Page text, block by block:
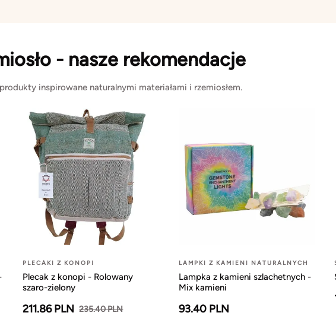
- nasze rekomendacje
inspirowane naturalnymi materiałami i rzemiosłem.
PLECAKI Z KONOPI
Plecak z konopi - Rolowany
szaro-zielony
211.86 PLN 235.40 PLN
LAMPKI Z KAMIENI NATURALNYCH
Lampka z kamieni szlachetnych -
Mix kamieni
93.40 PLN